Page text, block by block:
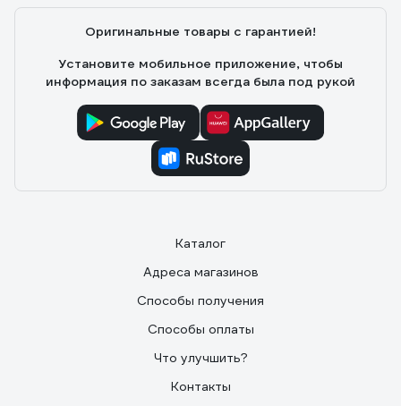
Оригинальные товары с гарантией!
Установите мобильное приложение, чтобы
информация по заказам всегда была под рукой
Каталог
Адреса магазинов
Способы получения
Способы оплаты
Что улучшить?
Контакты